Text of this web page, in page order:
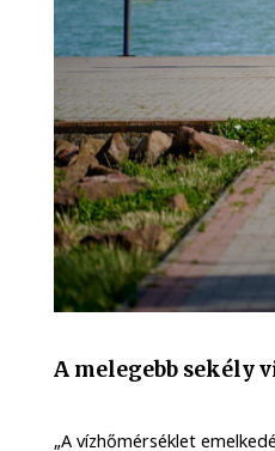
A melegebb sekély
„A vízhőmérséklet